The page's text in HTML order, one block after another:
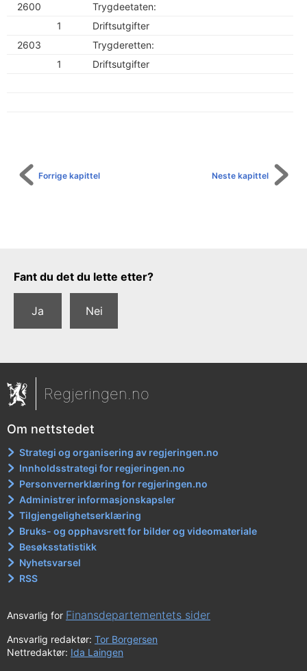
2600
Trygdeetaten:
1
Driftsutgifter
2603
Trygderetten:
1
Driftsutgifter
Neste kapittel
Forrige kapittel
Tilbakemeldingsskjema
Fant du det du lette etter?
Ja Nei
Regjeringen.no
Om nettstedet
Strategi og organisering av regjeringen.no
Innholdsstrategi for regjeringen.no
Personvernerklæring for regjeringen.no
Administrer informasjonskapsler
Tilgjengelighetserklæring
Bruks- og opphavsrett for bilder og videomateriale
Besøksstatistikk
Nyhetsvarsel
RSS
Ansvarlig for Finansdepartementets sider
Ansvarlig redaktør: Tor Borgersen
Nettredaktør: Ida Laingen